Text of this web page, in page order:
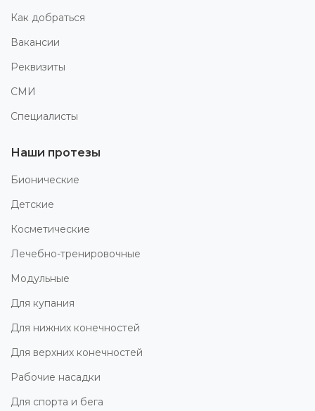
Как добраться
Вакансии
Реквизиты
СМИ
Специалисты
Наши протезы
Бионические
Детские
Косметические
Лечебно-тренировочные
Модульные
Для купания
Для нижних конечностей
Для верхних конечностей
Рабочие насадки
Для спорта и бега